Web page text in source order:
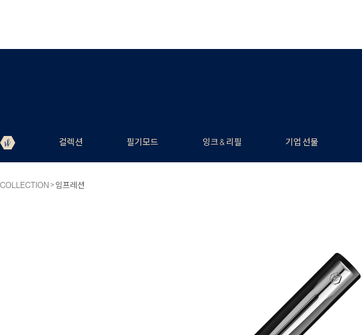
컬렉션 필기모드 잉크 & 리필 기업 선물
COLLECTION>임프레션